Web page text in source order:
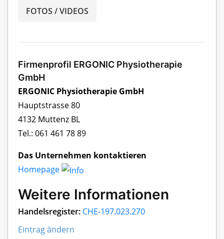
FOTOS / VIDEOS
Firmenprofil ERGONIC Physiotherapie
GmbH
ERGONIC Physiotherapie GmbH
Hauptstrasse 80
4132 Muttenz BL
Tel.: 061 461 78 89
Das Unternehmen kontaktieren
Homepage
Weitere Informationen
Handelsregister: CHE-197.023.270
Eintrag ändern